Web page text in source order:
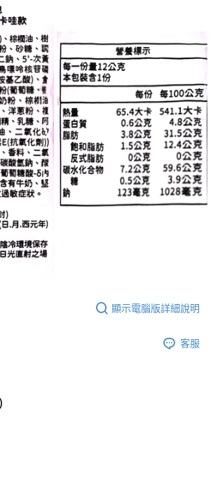
號或使用他人資訊註冊。若發現惡意使用之情形，
有權停止該用戶之使用額度並採取法律行動。
顯示電腦版詳細說明
客服